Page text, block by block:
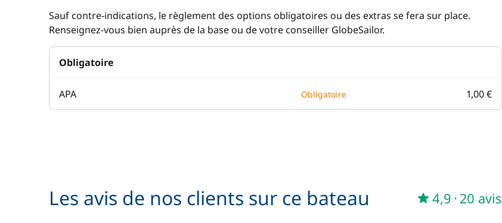
Sauf contre-indications, le règlement des options obligatoires ou des extras se fera sur place.
Renseignez-vous bien auprès de la base ou de votre conseiller GlobeSailor.
Obligatoire
APA Obligatoire 1,00 €
Les avis de nos clients sur ce bateau 4,9 ·20 avis